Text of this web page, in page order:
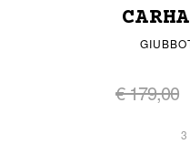
€ 179,00